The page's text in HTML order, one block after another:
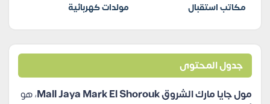
مكاتب استقبال
مولدات كهربائية
جدول المحتوى
مول جايا مارك الشروق Mall Jaya Mark El Shorouk
، هو